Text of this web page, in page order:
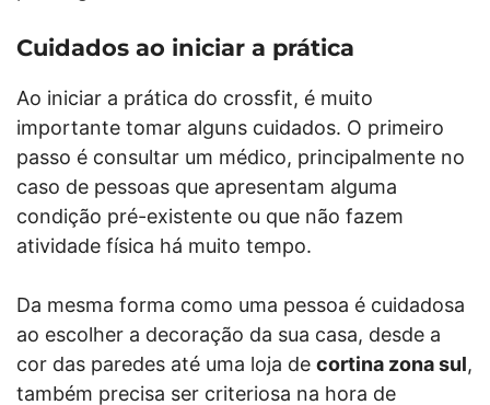
Cuidados ao iniciar a prática
Ao iniciar a prática do crossfit, é muito
importante tomar alguns cuidados. O primeiro
passo é consultar um médico, principalmente no
caso de pessoas que apresentam alguma
condição pré-existente ou que não fazem
atividade física há muito tempo.
Da mesma forma como uma pessoa é cuidadosa
ao escolher a decoração da sua casa, desde a
cor das paredes até uma loja de cortina zona sul,
também precisa ser criteriosa na hora de